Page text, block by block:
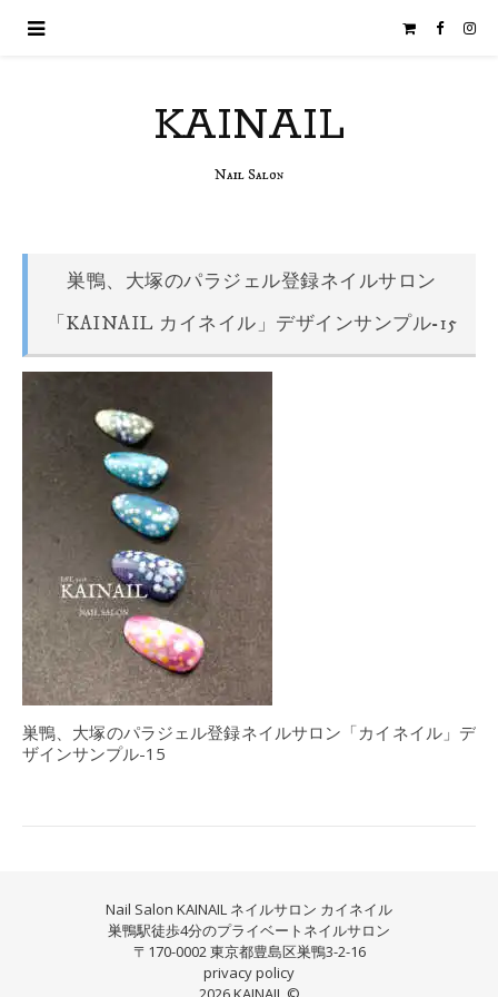
KAINAIL
Nail Salon
巣鴨、大塚のパラジェル登録ネイルサロン
「KAINAIL カイネイル」デザインサンプル-15
巣鴨、大塚のパラジェル登録ネイルサロン「カイネイル」デ
ザインサンプル-15
Nail Salon KAINAIL ネイルサロン カイネイル
巣鴨駅徒歩4分のプライベートネイルサロン
〒170-0002 東京都豊島区巣鴨3-2-16
privacy policy